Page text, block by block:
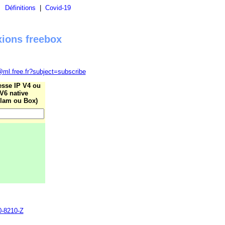
Définitions Covid-19
freebox
IP V4 ou
V6 native
ou Box)
8210-Z